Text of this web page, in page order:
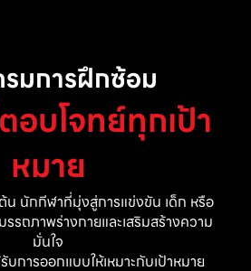
รมการฝึกซ้อม
อบโจทย์ทุกเป้า
หมาย
น นักกีฬาที่มุ่งสู่การแข่งขัน เด็ก หรือ
ถภาพร่างกายและเสริมสร้างความ
มั่นใจ
บการออกแบบให้เหมาะกับเป้าหมาย